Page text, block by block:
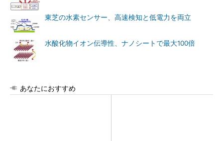
東芝の水素センサー、高速検知と低電力を両立
水酸化物イオン伝導性、ナノシートで最大100倍
あなたにおすすめ